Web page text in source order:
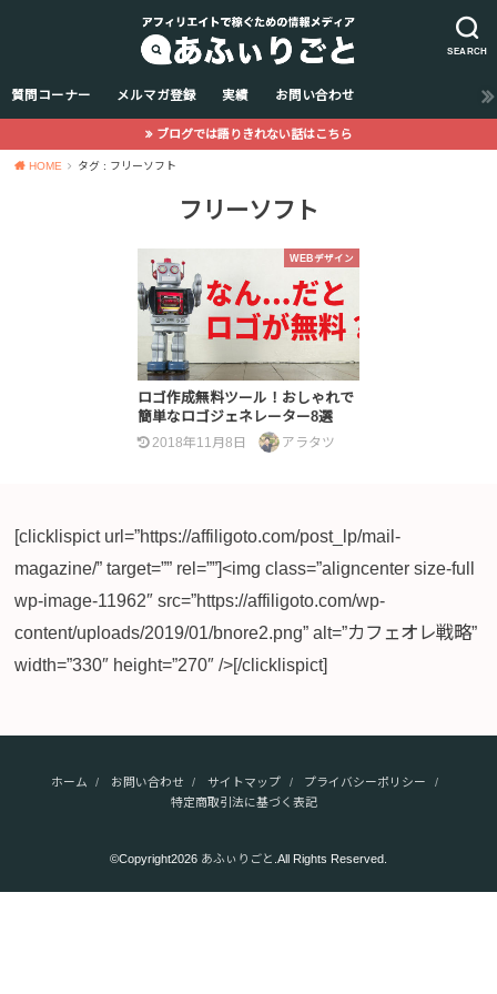
SEARCH
質問コーナー メルマガ登録 実績 お問い合わせ
ブログでは語りきれない話はこちら
HOME タグ : フリーソフト
フリーソフト
WEBデザイン
ロゴ作成無料ツール！おしゃれで
簡単なロゴジェネレーター8選
2018年11月8日 アラタツ
[clicklispict url=”https://affiligoto.com/post_lp/mail-
magazine/” target=”” rel=””]<img class=”aligncenter size-full
wp-image-11962″ src=”https://affiligoto.com/wp-
content/uploads/2019/01/bnore2.png” alt=”カフェオレ戦略”
width=”330″ height=”270″ />[/clicklispict]
ホーム お問い合わせ サイトマップ
プライバシーポリシー
特定商取引法に基づく表記
©Copyright2026 あふぃりごと .All Rights Reserved.